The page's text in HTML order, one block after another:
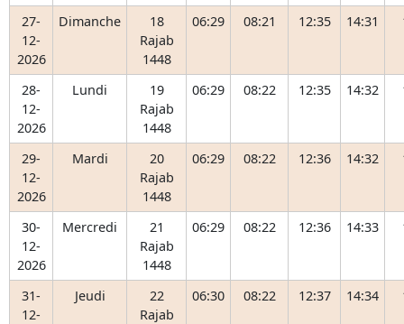
27-
12-
2026
Dimanche
18
Rajab
1448
06:29 08:21 12:35 14:31
28-
12-
2026
Lundi
19
Rajab
1448
06:29 08:22 12:35 14:32
29-
12-
2026
Mardi
20
Rajab
1448
06:29 08:22 12:36 14:32
30-
12-
2026
Mercredi
21
Rajab
1448
06:29 08:22 12:36 14:33
31-
12-
Jeudi
22
Rajab
06:30 08:22 12:37 14:34